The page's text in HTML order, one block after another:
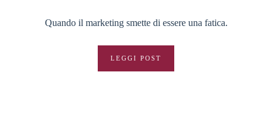
Quando il marketing smette di essere una fatica.
LEGGI POST